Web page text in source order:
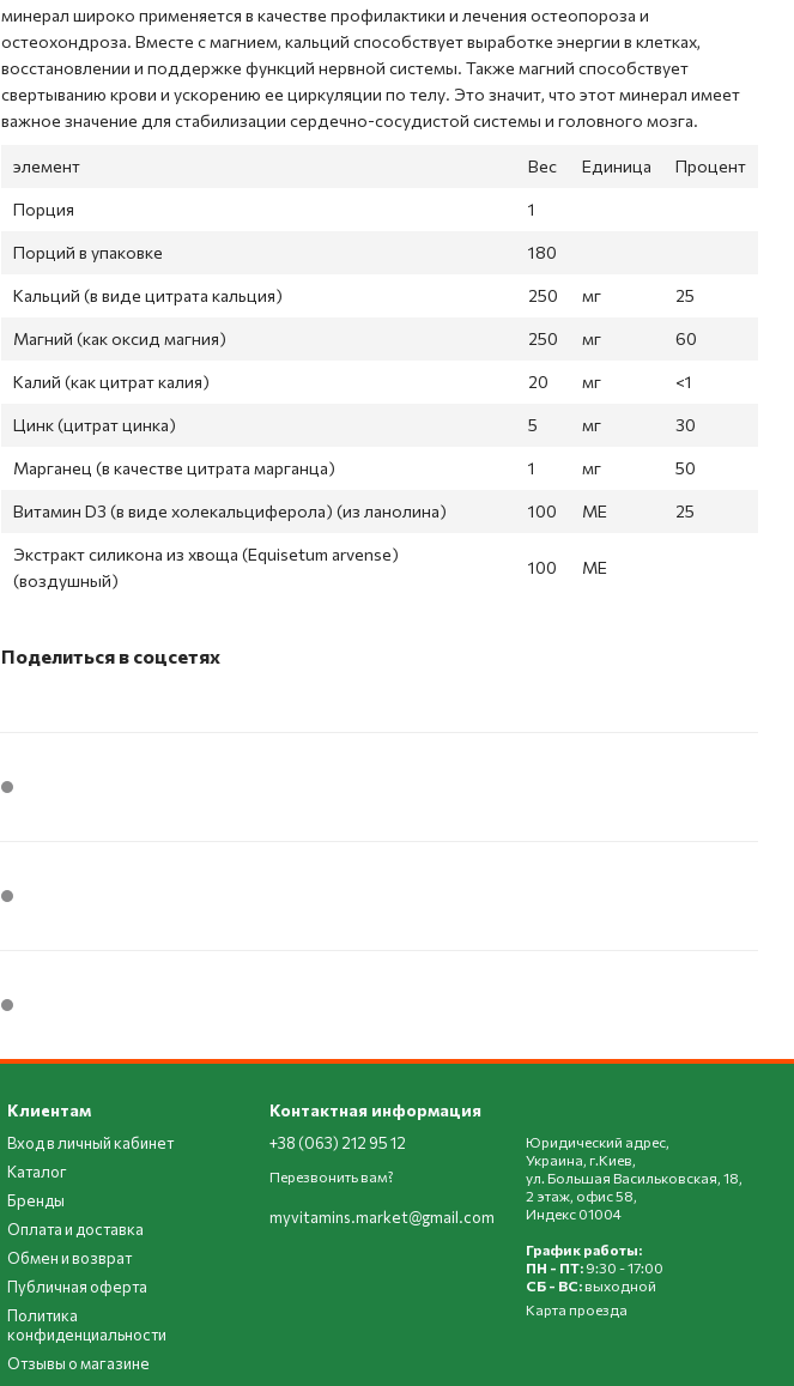
минерал широко применяется в качестве профилактики и лечения остеопороза и
остеохондроза. Вместе с магнием, кальций способствует выработке энергии в клетках,
восстановлении и поддержке функций нервной системы. Также магний способствует
свертыванию крови и ускорению ее циркуляции по телу. Это значит, что этот минерал имеет
важное значение для стабилизации сердечно-сосудистой системы и головного мозга.
элемент Вес Единица Процент
Порция 1
Порций в упаковке 180
Кальций (в виде цитрата кальция) 250 мг 25
Магний (как оксид магния) 250 мг 60
Калий (как цитрат калия) 20 мг <1
Цинк (цитрат цинка) 5 мг 30
Марганец (в качестве цитрата марганца) 1 мг 50
Витамин D3 (в виде холекальциферола) (из ланолина) 100 МЕ 25
Экстракт силикона из хвоща (Equisetum arvense)
(воздушный)
100 МЕ
Поделиться в соцсетях
Клиентам
Вход в личный кабинет
Каталог
Бренды
Оплата и доставка
Обмен и возврат
Публичная оферта
Политика
конфиденциальности
Отзывы о магазине
Контактная информация
+38 (063) 212 95 12
Перезвонить вам?
myvitamins.market@gmail.com
Юридический адрес,
Украина, г.Киев,
ул. Большая Васильковская, 18,
2 этаж, офис 58,
Индекс 01004
График работы:
ПН - ПТ: 9:30 - 17:00
СБ - ВС: выходной
Карта проезда